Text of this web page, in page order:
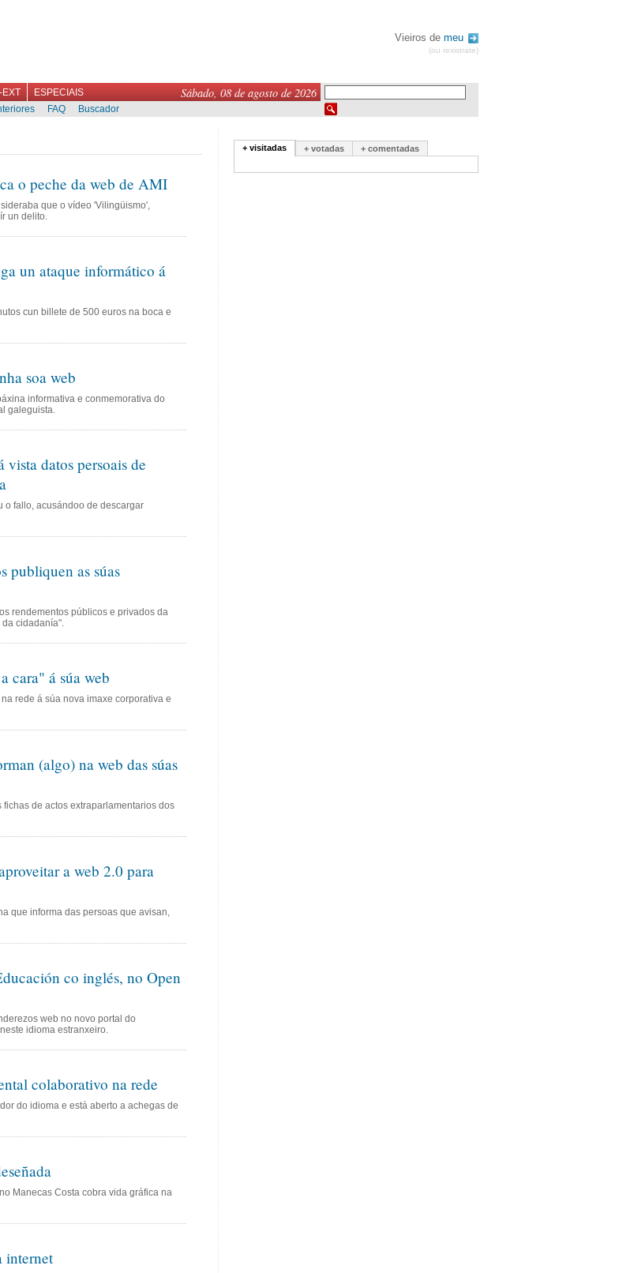
Vieiros de meu
(ou rexistrate)
Sábado, 08 de agosto de 2026
EXT
ESPECIAIS
FAQ Buscador
o peche da web de AMI
que o vídeo 'Vilingüismo',
un delito.
un ataque informático á
cun billete de 500 euros na boca e
soa web
informativa e conmemorativa do
galeguista.
datos persoais de
o fallo, acusándoo de descargar
publiquen as súas
rendementos públicos e privados da
da cidadanía".
cara" á súa web
rede á súa nova imaxe corporativa e
(algo) na web das súas
de actos extraparlamentarios dos
a web 2.0 para
que informa das persoas que avisan,
co inglés, no Open
web no novo portal do
idioma estranxeiro.
colaborativo na rede
do idioma e está aberto a achegas de
Manecas Costa cobra vida gráfica na
internet
+ visitadas + votadas + comentadas